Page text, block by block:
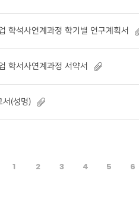
학석사연계과정 학기별 연구계획서
학서사연계과정 서약서
서(성명)
1 2 3 4 5 6